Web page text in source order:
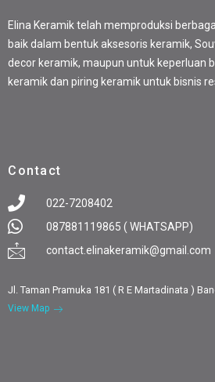
Elina Keramik telah memproduksi
baik dalam bentuk aksesoris keramik,
decor keramik, maupun untuk keperluan
keramik dan piring keramik untuk bisnis
Contact
022-7208402
087881119865 ( WHATSAPP)
contact.elinakeramik@gmail.com
Jl. Taman Pramuka 181 ( R E Martadinata )
View Map